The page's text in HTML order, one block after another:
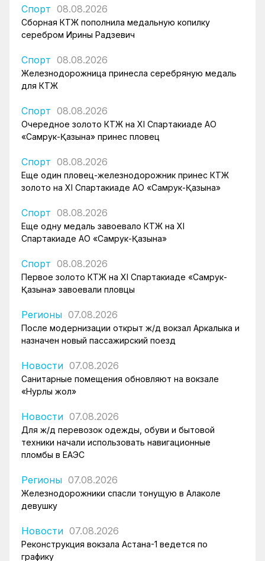
Спорт 08.08.2026
Сборная КТЖ пополнила медальную копилку
серебром Ирины Радзевич
Спорт 08.08.2026
Железнодорожница принесла серебряную медаль
для КТЖ
Спорт 08.08.2026
Очередное золото КТЖ на XI Спартакиаде АО
«Самрук-Қазына» принес пловец
Спорт 08.08.2026
Еще один пловец-железнодорожник принес КТЖ
золото на XI Спартакиаде АО «Самрук-Қазына»
Спорт 08.08.2026
Еще одну медаль завоевало КТЖ на XI
Спартакиаде АО «Самрук-Қазына»
Спорт 08.08.2026
Первое золото КТЖ на XI Спартакиаде «Самрук-
Қазына» завоевали пловцы
Регионы 07.08.2026
После модернизации открыт ж/д вокзал Аркалыка и
назначен новый пассажирский поезд
Новости 07.08.2026
Санитарные помещения обновляют на вокзале
«Нурлы жол»
Новости 07.08.2026
Для ж/д перевозок одежды, обуви и бытовой
техники начали использовать навигационные
пломбы в ЕАЭС
Регионы 07.08.2026
Железнодорожники спасли тонущую в Алаколе
девушку
Новости 07.08.2026
Реконструкция вокзала Астана-1 ведется по
графику